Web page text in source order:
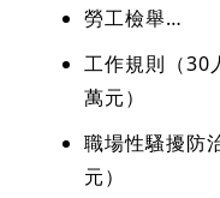
勞工檢舉…
工作規則（30
萬元）
職場性騷擾防
元）